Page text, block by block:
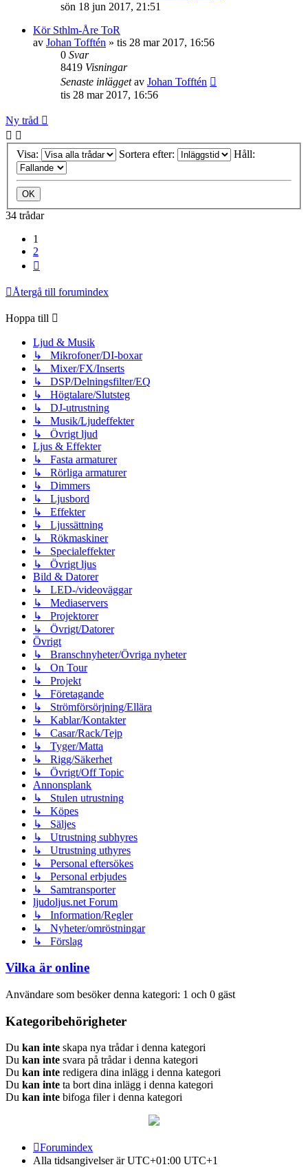
sön 18 jun 2017, 21:51
Kör Sthlm-Åre ToR
av Johan Tofftén » tis 28 mar 2017, 16:56
0 Svar
8419 Visningar
Senaste inläggetav Johan Tofftén
tis 28 mar 2017, 16:56
Ny tråd
Visa: Sortera efter: Håll:
34 trådar
1
2
Återgå till forumindex
Hoppa till
Ljud & Musik
↳ Mikrofoner/DI-boxar
↳ Mixer/FX/Inserts
↳ DSP/Delningsfilter/EQ
↳ Högtalare/Slutsteg
↳ DJ-utrustning
↳ Musik/Ljudeffekter
↳ Övrigt ljud
Ljus & Effekter
↳ Fasta armaturer
↳ Rörliga armaturer
↳ Dimmers
↳ Ljusbord
↳ Effekter
↳ Ljussättning
↳ Rökmaskiner
↳ Specialeffekter
↳ Övrigt ljus
Bild & Datorer
↳ LED-/videoväggar
↳ Mediaservers
↳ Projektorer
↳ Övrigt/Datorer
Övrigt
↳ Branschnyheter/Övriga nyheter
↳ On Tour
↳ Projekt
↳ Företagande
↳ Strömförsörjning/Ellära
↳ Kablar/Kontakter
↳ Casar/Rack/Tejp
↳ Tyger/Matta
↳ Rigg/Säkerhet
↳ Övrigt/Off Topic
Annonsplank
↳ Stulen utrustning
↳ Köpes
↳ Säljes
↳ Utrustning subhyres
↳ Utrustning uthyres
↳ Personal eftersökes
↳ Personal erbjudes
↳ Samtransporter
ljudoljus.net Forum
↳ Information/Regler
↳ Nyheter/omröstningar
↳ Förslag
Vilka är online
Användare som besöker denna kategori: 1 och 0 gäst
Kategoribehörigheter
Du kan inte skapa nya trådar i denna kategori
Du kan inte svara på trådar i denna kategori
Du kan inte redigera dina inlägg i denna kategori
Du kan inte ta bort dina inlägg i denna kategori
Du kan inte bifoga filer i denna kategori
Forumindex
Alla tidsangivelser är UTC+01:00 UTC+1